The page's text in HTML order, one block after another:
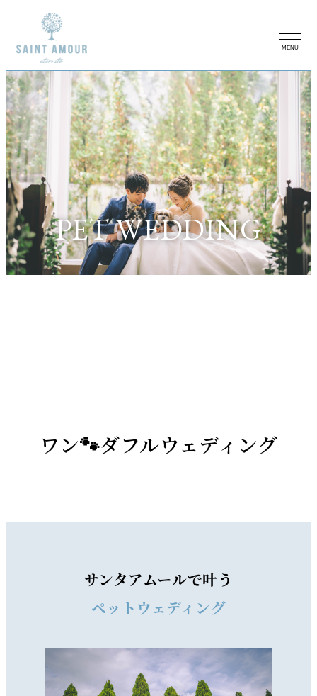
MENU
PET WEDDING
ワン🐾ダフルウェディング
サンタアムールで叶う
ペットウェディング